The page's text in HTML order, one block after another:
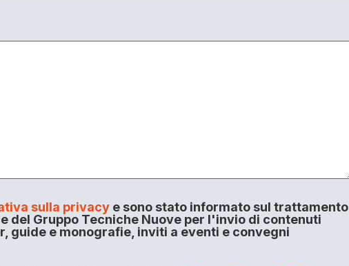
sulla privacye sono stato informato sul trattamento
del Gruppo Tecniche Nuove per l'invio di contenuti
guide e monografie, inviti a eventi e convegni